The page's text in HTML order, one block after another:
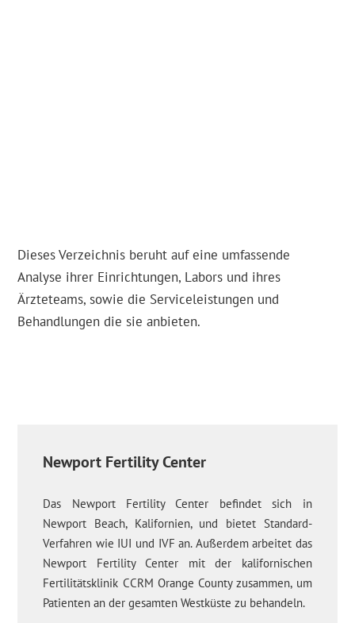
Dieses Verzeichnis beruht auf eine umfassende
Analyse ihrer Einrichtungen, Labors und ihres
Ärzteteams, sowie die Serviceleistungen und
Behandlungen die sie anbieten.
Newport Fertility Center
Das Newport Fertility Center befindet sich in
Newport Beach, Kalifornien, und bietet Standard-
Verfahren wie IUI und IVF an. Außerdem arbeitet das
Newport Fertility Center mit der kalifornischen
Fertilitätsklinik CCRM Orange County zusammen, um
Patienten an der gesamten Westküste zu behandeln.